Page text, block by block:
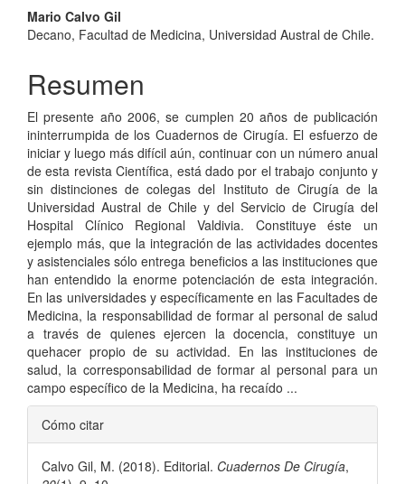
Contenido
principal
del
artículo
Mario Calvo Gil
Decano, Facultad de Medicina, Universidad Austral de Chile.
Resumen
El presente año 2006, se cumplen 20 años de publicación
ininterrumpida de los Cuadernos de Cirugía. El esfuerzo de
iniciar y luego más difícil aún, continuar con un número anual
de esta revista Científica, está dado por el trabajo conjunto y
sin distinciones de colegas del Instituto de Cirugía de la
Universidad Austral de Chile y del Servicio de Cirugía del
Hospital Clínico Regional Valdivia. Constituye éste un
ejemplo más, que la integración de las actividades docentes
y asistenciales sólo entrega beneficios a las instituciones que
han entendido la enorme potenciación de esta integración.
En las universidades y específicamente en las Facultades de
Medicina, la responsabilidad de formar al personal de salud
a través de quienes ejercen la docencia, constituye un
quehacer propio de su actividad. En las instituciones de
salud, la corresponsabilidad de formar al personal para un
campo específico de la Medicina, ha recaído ...
Detalles
del
Cómo citar
Calvo Gil, M. (2018). Editorial. Cuadernos De Cirugía,